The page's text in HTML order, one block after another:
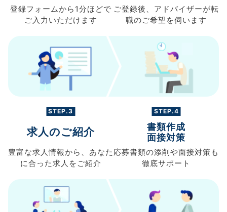
登録フォームから 1分ほどで
ご入力 いただけます
ご登録後、 アドバイザーが転
職のご希望を伺います
STEP.3
求人のご紹介
豊富な求人情報から、 あなた
に合った求人を ご紹介
STEP.4
書類作成
面接対策
応募書類の添削や面接対策も
徹底サポート